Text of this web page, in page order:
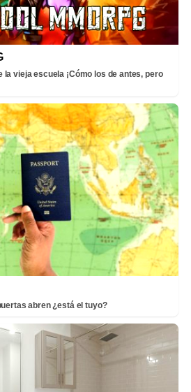
la vieja escuela ¡Cómo los de antes, pero
abren ¿está el tuyo?